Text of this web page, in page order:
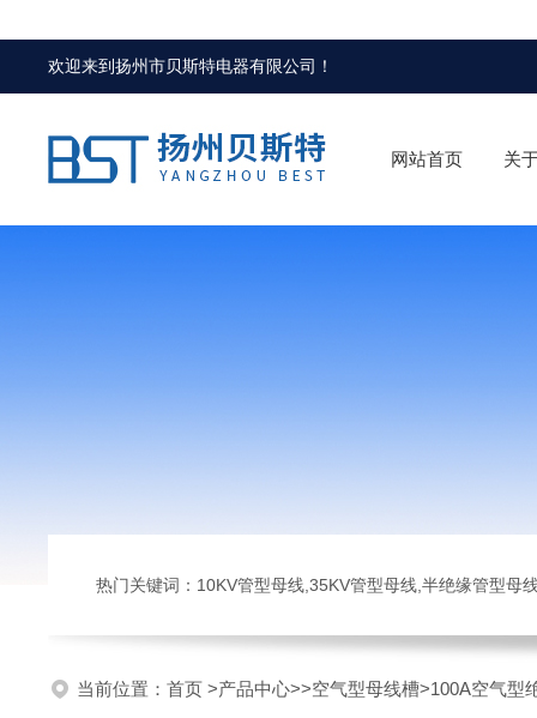
欢迎来到扬州市贝斯特电器有限公司 ！
网站首页 关
热门关键词：10KV管型母线,35KV管型母线,半绝缘管型母
当前位置： 首页 >产品中心>>空气型母线槽>100A空气型